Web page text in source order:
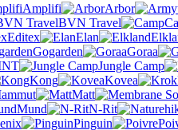
Amplifi Arbor
BVN Travel
Editex Elan
Gogarden Goraa
Jungle Camp
Kong Kovea
Matt
Mund N-Rit
Pinguin